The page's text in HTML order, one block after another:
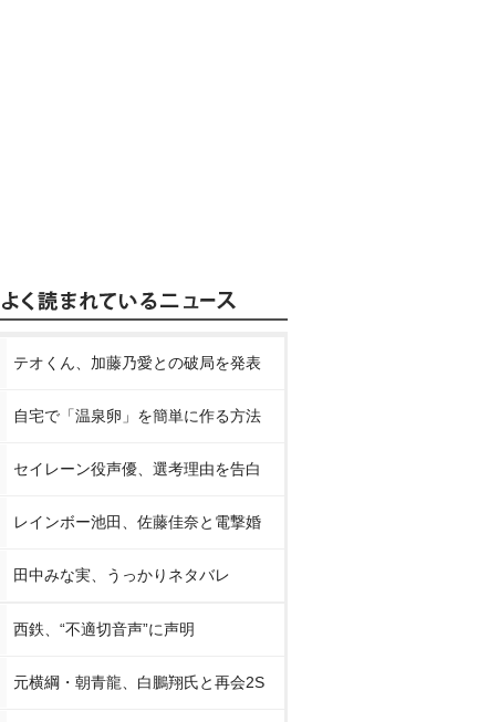
テオくん、加藤乃愛との破局を発表
自宅で「温泉卵」を簡単に作る方法
セイレーン役声優、選考理由を告白
レインボー池田、佐藤佳奈と電撃婚
田中みな実、うっかりネタバレ
西鉄、“不適切音声”に声明
元横綱・朝青龍、白鵬翔氏と再会2S